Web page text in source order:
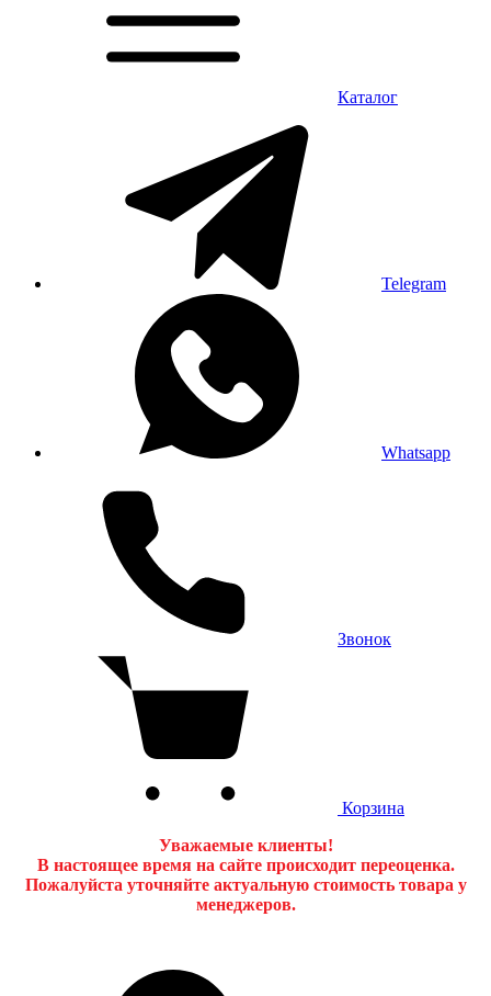
Каталог
Telegram
Whatsapp
Звонок
Корзина
Уважаемые клиенты!
В настоящее время на сайте происходит переоценка.
Пожалуйста уточняйте актуальную стоимость товара у
менеджеров.